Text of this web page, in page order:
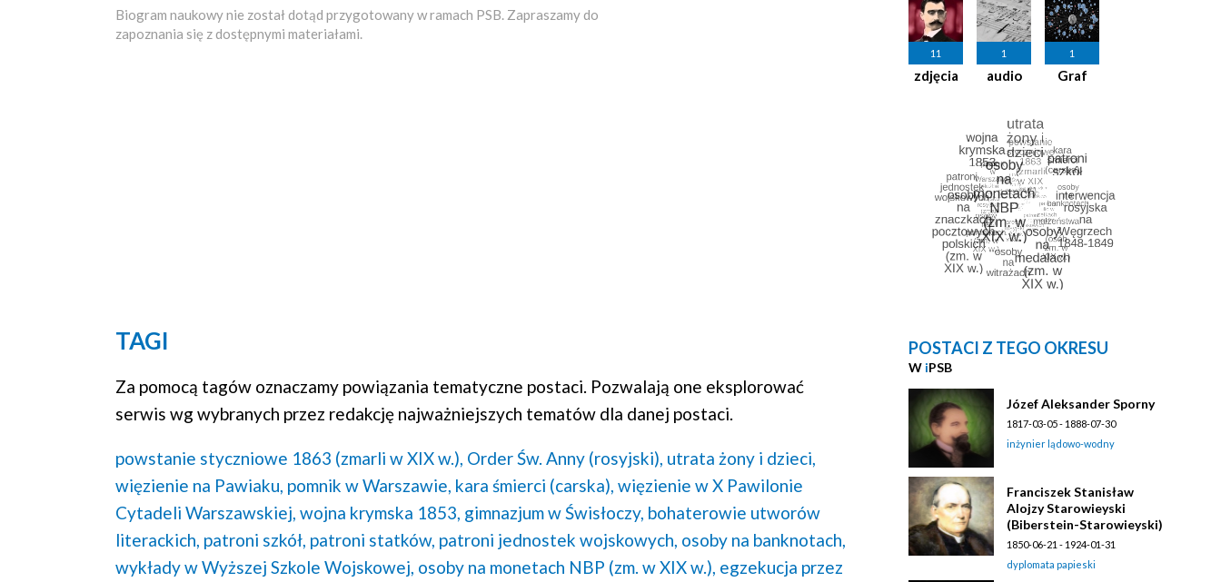
Biogram naukowy nie został dotąd przygotowany w ramach PSB. Zapraszamy do
zapoznania się z dostępnymi materiałami.
TAGI
Za pomocą tagów oznaczamy powiązania tematyczne postaci. Pozwalają one eksplorować
serwis wg wybranych przez redakcję najważniejszych tematów dla danej postaci.
powstanie styczniowe 1863 (zmarli w XIX w.), Order Św. Anny (rosyjski), utrata żony i dzieci,
więzienie na Pawiaku, pomnik w Warszawie, kara śmierci (carska), więzienie w X Pawilonie
Cytadeli Warszawskiej, wojna krymska 1853, gimnazjum w Świsłoczy, bohaterowie utworów
literackich, patroni szkół, patroni statków, patroni jednostek wojskowych, osoby na banknotach,
wykłady w Wyższej Szkole Wojskowej, osoby na monetach NBP (zm. w XIX w.), egzekucja przez
11
zdjęcia
1
audio
1
Graf
POSTACI Z TEGO OKRESU
W iPSB
Józef Aleksander Sporny
1817-03-05 - 1888-07-30
inżynier lądowo-wodny
Franciszek Stanisław
Alojzy Starowieyski
(Biberstein-Starowieyski)
1850-06-21 - 1924-01-31
dyplomata papieski